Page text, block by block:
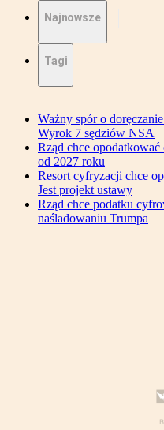
Najnowsze
Tagi
Ważny spór o
Wyrok 7 sędziów NSA
Rząd chce
od 2027 roku
Resort cyfryzacji chce
Jest projekt ustawy
Rząd chce podatku
naśladowaniu Trumpa